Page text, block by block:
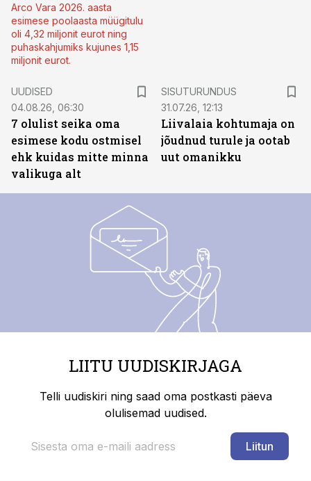
Arco Vara 2026. aasta
esimese poolaasta müügitulu
oli 4,32 miljonit eurot ning
puhaskahjumiks kujunes 1,15
miljonit eurot.
UUDISED
04.08.26, 06:30
7 olulist seika oma
esimese kodu ostmisel
ehk kuidas mitte minna
valikuga alt
SISUTURUNDUS
31.07.26, 12:13
Liivalaia kohtumaja on
jõudnud turule ja ootab
uut omanikku
LIITU UUDISKIRJAGA
Telli uudiskiri ning saad oma postkasti päeva
olulisemad uudised.
Liitun